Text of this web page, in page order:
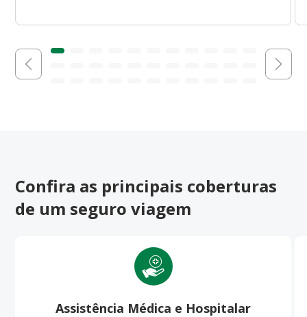
Confira as principais coberturas
de um seguro viagem
Assistência Médica e Hospitalar